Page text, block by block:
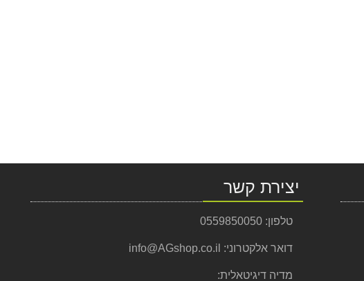
יצירת קשר
טלפון: 0559850050
דואר אלקטרוני: info@AGshop.co.il
מדיה דיגיטאלית: